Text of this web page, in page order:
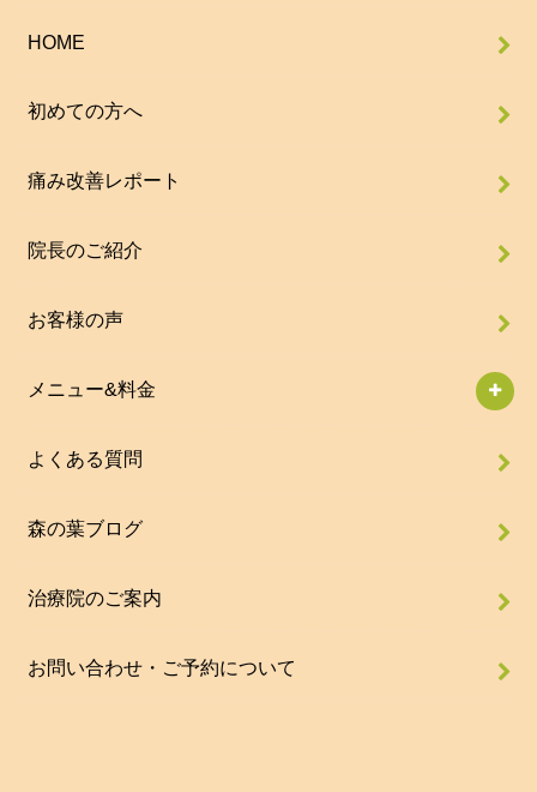
HOME
初めての方へ
痛み改善レポート
院長のご紹介
お客様の声
メニュー&料金
よくある質問
森の葉ブログ
治療院のご案内
お問い合わせ・ご予約について